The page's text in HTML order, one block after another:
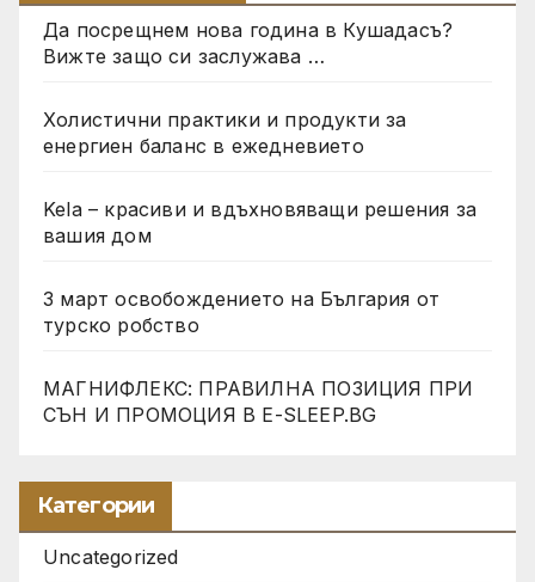
Да посрещнем нова година в Кушадасъ?
Вижте защо си заслужава …
Холистични практики и продукти за
енергиен баланс в ежедневието
Kela – красиви и вдъхновяващи решения за
вашия дом
3 март освобождението на България от
турско робство
МАГНИФЛЕКС: ПРАВИЛНА ПОЗИЦИЯ ПРИ
СЪН И ПРОМОЦИЯ В Е-SLEEP.BG
Категории
Uncategorized